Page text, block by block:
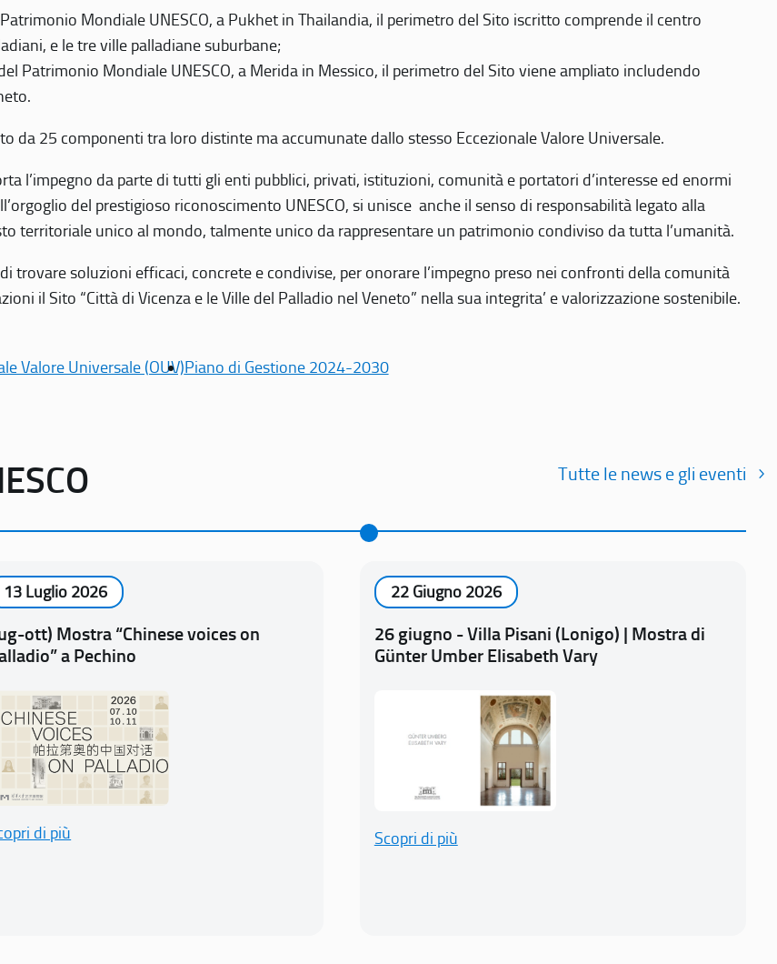
Mondiale UNESCO, a Pukhet in Thailandia, il perimetro del Sito iscritto comprende il centro
e le tre ville palladiane suburbane;
Patrimonio Mondiale UNESCO, a Merida in Messico, il perimetro del Sito viene ampliato includendo
da 25 componenti tra loro distinte ma accumunate dallo stesso Eccezionale Valore Universale.
l’impegno da parte di tutti gli enti pubblici, privati, istituzioni, comunità e portatori d’interesse ed enormi
del prestigioso riconoscimento UNESCO, si unisce anche il senso di responsabilità legato alla
territoriale unico al mondo, talmente unico da rappresentare un patrimonio condiviso da tutta l’umanità.
trovare soluzioni efficaci, concrete e condivise, per onorare l’impegno preso nei confronti della comunità
il Sito “Città di Vicenza e le Ville del Palladio nel Veneto” nella sua integrita’ e valorizzazione sostenibile.
Valore Universale (OUV)Piano di Gestione 2024-2030
Tutte le news e gli eventi
13 Luglio 2026
ott) Mostra “Chinese voices on
a Pechino
di più
22 Giugno 2026
26 giugno - Villa Pisani (Lonigo) | Mostra di
Günter Umber Elisabeth Vary
Scopri di più